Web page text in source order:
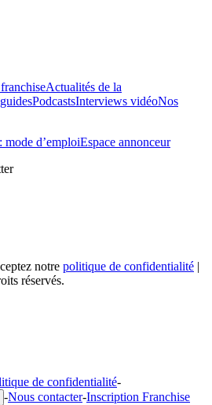
Actualités de la
PodcastsInterviews vidéoNos
d’emploiEspace annonceur
notre politique de confidentialité |
réservés.
de confidentialité-
-Nous contacter-Inscription Franchise